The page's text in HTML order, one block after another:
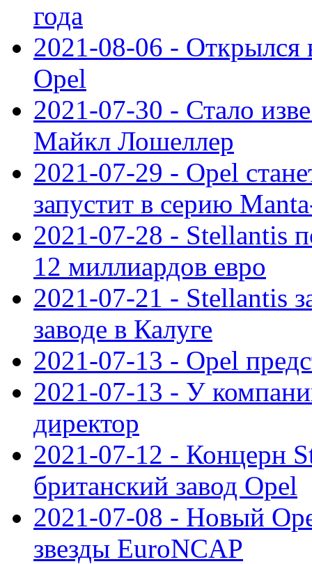
года
2021-08-06 - Открылся
Opel
2021-07-30 - Стало
Майкл Лошеллер
2021-07-29 - Opel
запустит в серию
2021-07-28 - Stellantis
12 миллиардов евро
2021-07-21 - Stellantis
заводе в Калуге
2021-07-13 - Opel
2021-07-13 - У
директор
2021-07-12 - Концерн
британский завод Opel
2021-07-08 - Новый
звезды EuroNCAP